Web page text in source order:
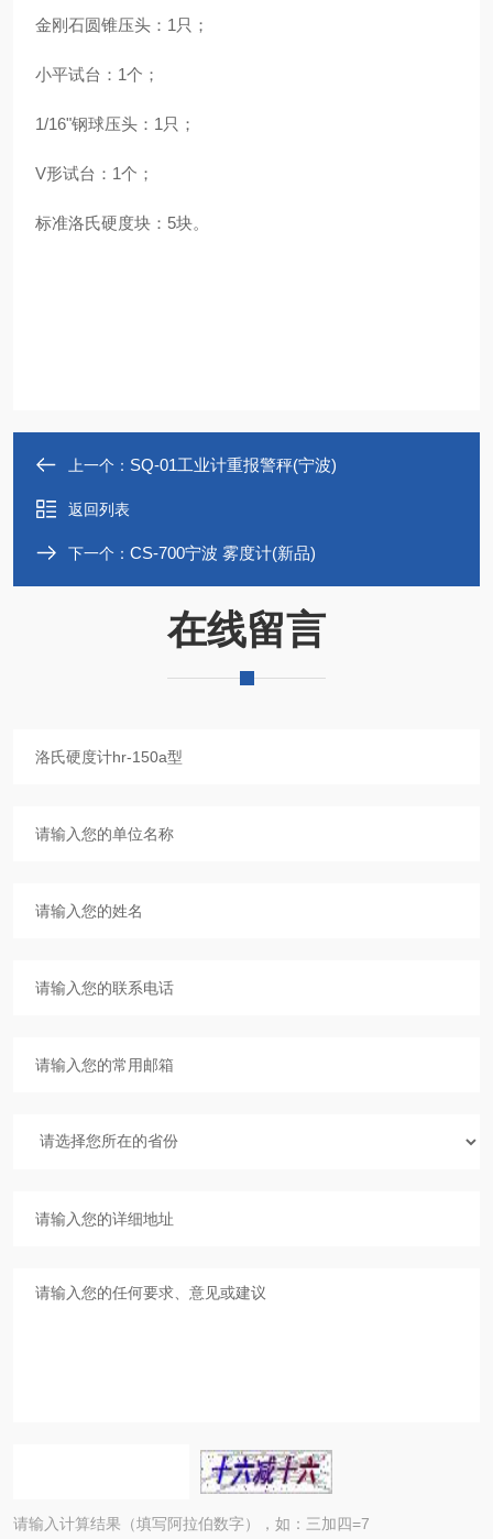
金刚石圆锥压头：1只；
小平试台：1个；
1/16"钢球压头：1只；
V形试台：1个；
标准洛氏硬度块：5块。
上一个： SQ-01工业计重报警秤(宁波)
返回列表
下一个： CS-700宁波 雾度计(新品)
在线留言
请输入计算结果（填写阿拉伯数字），如：三加四=7